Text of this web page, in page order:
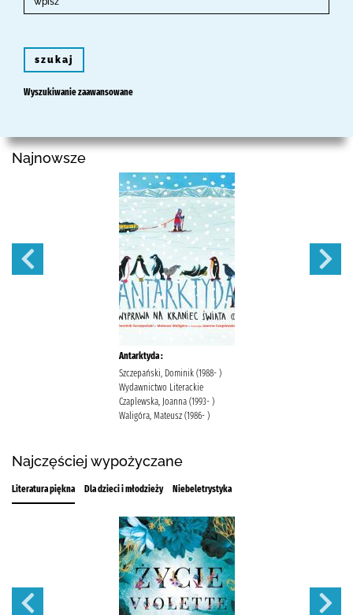
szukaj
Wyszukiwanie zaawansowane
Najnowsze
Antarktyda :
Szczepański, Dominik (1988- )
Wydawnictwo Literackie
Czaplewska, Joanna (1993- )
Waligóra, Mateusz (1986- )
Najczęściej wypożyczane
Literatura piękna Dla dzieci i młodzieży Niebeletrystyka